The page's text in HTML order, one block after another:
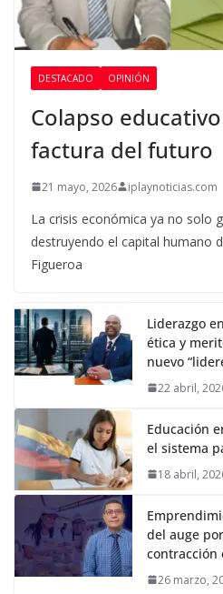
DESTACADO OPINIÓN
Colapso
factura del futuro
21 mayo, 2026 iplaynoticias.com
La crisis económica ya no solo
destruyendo el capital humano
Figueroa
Liderazgo
ética y
nuevo
22 abril,
Educación
el sistema
18 abril,
del auge
contracción
26 marzo,